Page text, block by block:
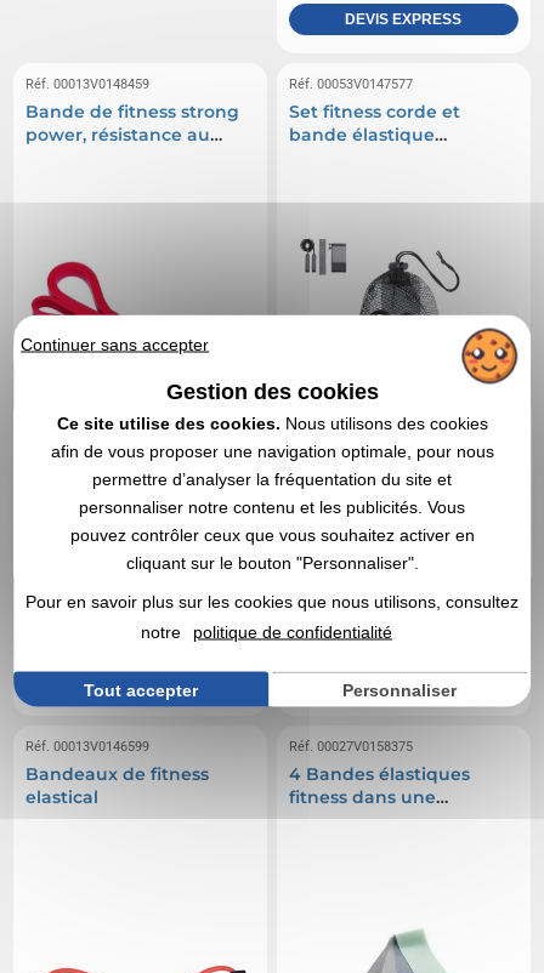
DEVIS EXPRESS
Réf. 00013V0148459
Bande de fitness strong
power, résistance au
A partir de 3,43 €
Marquage non compris
DEVIS EXPRESS
Réf. 00053V0147577
Set fitness corde et
bande élastique
3,02 €
Marquage non compris
DEVIS EXPRESS
Réf. 00013V0146599
Bandeaux de fitness
elastical
Réf. 00027V0158375
4 Bandes élastiques
fitness dans une
pochette
Continuer sans accepter
Gestion des cookies
Ce site utilise des cookies. Nous utilisons des cookies
afin de vous proposer une navigation optimale, pour nous
permettre d’analyser la fréquentation du site et
personnaliser notre contenu et les publicités. Vous
pouvez contrôler ceux que vous souhaitez activer en
cliquant sur le bouton "Personnaliser".
Pour en savoir plus sur les cookies que nous utilisons, consultez
notre
politique de confidentialité
Tout accepter Personnaliser